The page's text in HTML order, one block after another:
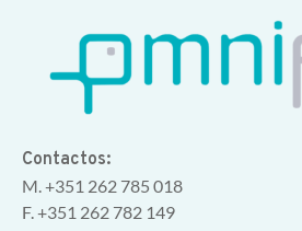
Contactos:
M. +351 262 785 018
F. +351 262 782 149